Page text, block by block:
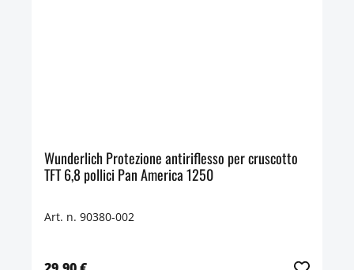
Wunderlich Protezione antiriflesso per cruscotto
TFT 6,8 pollici Pan America 1250
Art. n. 90380-002